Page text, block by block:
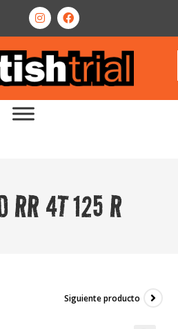
RR 4T 125 R
Siguiente producto